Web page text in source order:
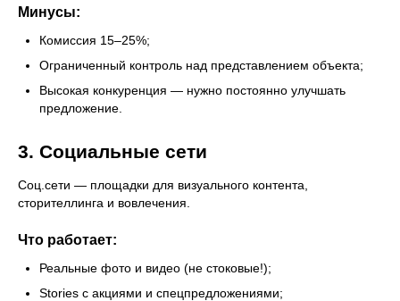
Минусы:
Комиссия 15–25%;
Ограниченный контроль над представлением объекта;
Высокая конкуренция — нужно постоянно улучшать
предложение.
3. Социальные сети
Соц.сети — площадки для визуального контента,
сторителлинга и вовлечения.
Что работает:
Реальные фото и видео (не стоковые!);
Stories с акциями и спецпредложениями;